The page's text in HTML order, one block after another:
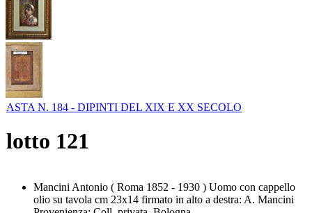
ASTA N. 184 - DIPINTI DEL XIX E XX SECOLO
lotto 121
Mancini Antonio ( Roma 1852 - 1930 ) Uomo con cappello
olio su tavola cm 23x14 firmato in alto a destra: A. Mancini